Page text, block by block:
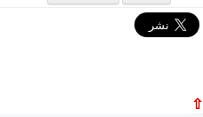
⇧